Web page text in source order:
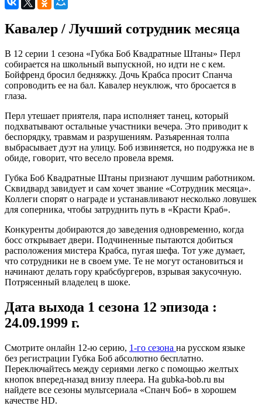
Кавалер / Лучший сотрудник месяца
В 12 серии 1 сезона «Губка Боб Квадратные Штаны» Перл
собирается на школьный выпускной, но идти не с кем.
Бойфренд бросил бедняжку. Дочь Крабса просит Спанча
сопроводить ее на бал. Кавалер неуклюж, что бросается в
глаза.
Перл утешает приятеля, пара исполняет танец, который
подхватывают остальные участники вечера. Это приводит к
беспорядку, травмам и разрушениям. Разъяренная толпа
выбрасывает дуэт на улицу. Боб извиняется, но подружка не в
обиде, говорит, что весело провела время.
Губка Боб Квадратные Штаны признают лучшим работником.
Сквидвард завидует и сам хочет звание «Сотрудник месяца».
Коллеги спорят о награде и устанавливают несколько ловушек
для соперника, чтобы затруднить путь в «Красти Краб».
Конкуренты добираются до заведения одновременно, когда
босс открывает двери. Подчиненные пытаются добиться
расположения мистера Крабса, пугая шефа. Тот уже думает,
что сотрудники не в своем уме. Те не могут остановиться и
начинают делать гору крабсбургеров, взрывая закусочную.
Потрясенный владелец в шоке.
Дата выхода 1 сезона 12 эпизода :
24.09.1999 г.
Смотрите онлайн 12-ю серию, 1-го сезона на русском языке
без регистрации Губка Боб абсолютно бесплатно.
Переключайтесь между сериями легко с помощью желтых
кнопок вперед-назад внизу плеера. На gubka-bob.ru вы
найдете все сезоны мультсериала «Спанч Боб» в хорошем
качестве HD.